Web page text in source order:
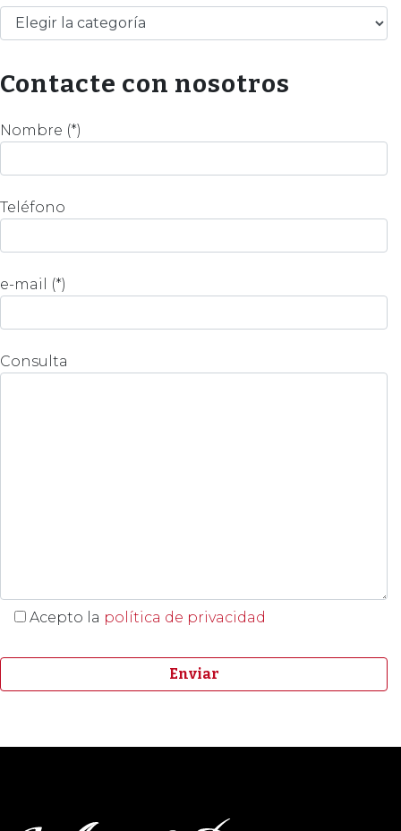
Categorías
Contacte con nosotros
Nombre (*)
Teléfono
e-mail (*)
Consulta
Acepto la política de privacidad